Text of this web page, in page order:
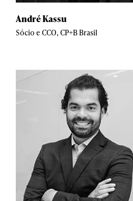
André Kassu
Sócio e CCO, CP+B Brasil